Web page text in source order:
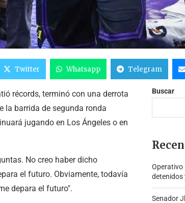
Twitter Whatsapp Telegram
récords, terminó con una derrota
la barrida de segunda ronda
jugando en Los Ángeles o en
No creo haber dicho
el futuro. Obviamente, todavía
depara el futuro".
Buscar
Operativo
detenidos
Senador